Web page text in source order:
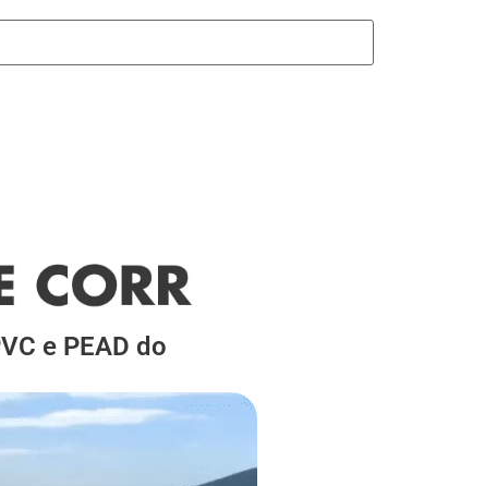
e PEAD do